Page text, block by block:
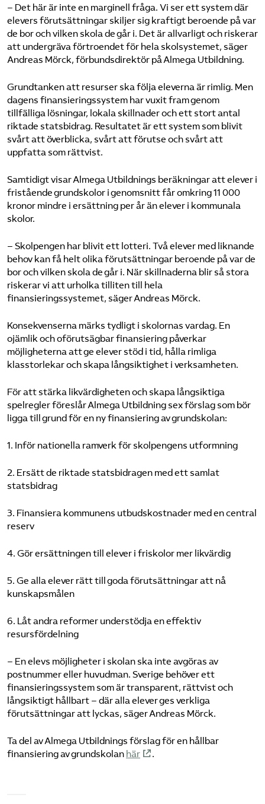
– Det här är inte en marginell fråga. Vi ser ett system där
elevers förutsättningar skiljer sig kraftigt beroende på var
de bor och vilken skola de går i. Det är allvarligt och riskerar
att undergräva förtroendet för hela skolsystemet, säger
Andreas Mörck, förbundsdirektör på Almega Utbildning.
Grundtanken att resurser ska följa eleverna är rimlig. Men
dagens finansieringssystem har vuxit fram genom
tillfälliga lösningar, lokala skillnader och ett stort antal
riktade statsbidrag. Resultatet är ett system som blivit
svårt att överblicka, svårt att förutse och svårt att
uppfatta som rättvist.
Samtidigt visar Almega Utbildnings beräkningar att elever i
fristående grundskolor i genomsnitt får omkring 11 000
kronor mindre i ersättning per år än elever i kommunala
skolor.
– Skolpengen har blivit ett lotteri. Två elever med liknande
behov kan få helt olika förutsättningar beroende på var de
bor och vilken skola de går i. När skillnaderna blir så stora
riskerar vi att urholka tilliten till hela
finansieringssystemet, säger Andreas Mörck.
Konsekvenserna märks tydligt i skolornas vardag. En
ojämlik och oförutsägbar finansiering påverkar
möjligheterna att ge elever stöd i tid, hålla rimliga
klasstorlekar och skapa långsiktighet i verksamheten.
För att stärka likvärdigheten och skapa långsiktiga
spelregler föreslår Almega Utbildning sex förslag som bör
ligga till grund för en ny finansiering av grundskolan:
1. Inför nationella ramverk för skolpengens utformning
2. Ersätt de riktade statsbidragen med ett samlat
statsbidrag
3. Finansiera kommunens utbudskostnader med en central
reserv
4. Gör ersättningen till elever i friskolor mer likvärdig
5. Ge alla elever rätt till goda förutsättningar att nå
kunskapsmålen
6. Låt andra reformer understödja en effektiv
resursfördelning
– En elevs möjligheter i skolan ska inte avgöras av
postnummer eller huvudman. Sverige behöver ett
finansieringssystem som är transparent, rättvist och
långsiktigt hållbart – där alla elever ges verkliga
förutsättningar att lyckas, säger Andreas Mörck.
Ta del av Almega Utbildnings förslag för en hållbar
finansiering av grundskolan här .